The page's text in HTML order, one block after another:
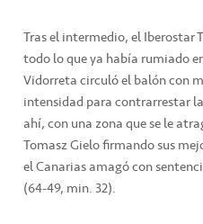
Tras el intermedio, el Iberostar
todo lo que ya había rumiado
Vidorreta circuló el balón con
intensidad para contrarrestar
ahí, con una zona que se le
Tomasz Gielo firmando sus
el Canarias amagó con
(64-49, min. 32).